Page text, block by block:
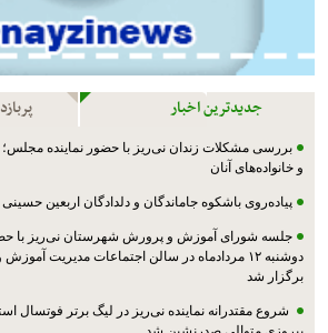
جدیدترین اخبار
بررسی مشکلات زندان نی‌ریز با حضور نماینده مجلس؛
و خانواده‌های آنان
پیاده‌روی باشکوه جاماندگان و دلدادگان اربعین
جلسه شورای آموزش و پرورش شهرستان نی‌ریز با
دوشنبه ۱۲ مردادماه در سالن اجتماعات مدیریت
برگزار شد
شروع مقتدرانه نماینده نی‌ریز در لیگ برتر فوتسال